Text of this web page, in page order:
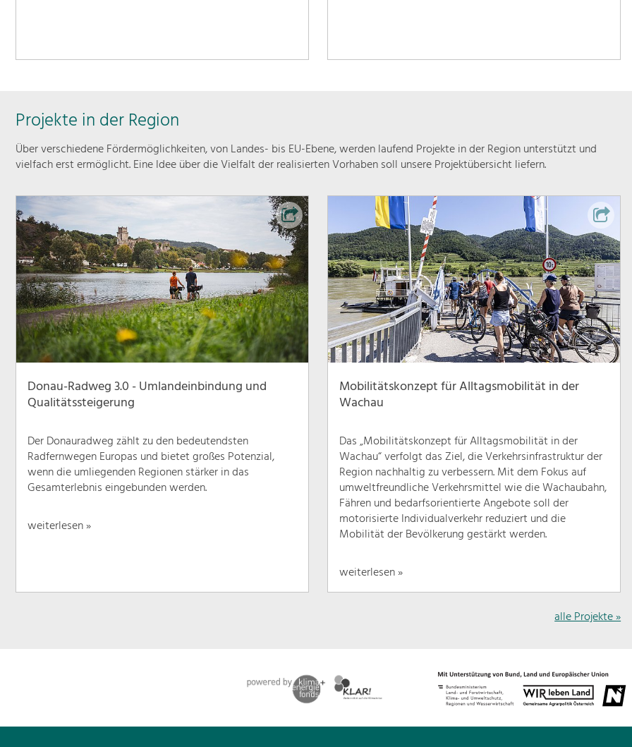
Projekte in der Region
Über verschiedene Fördermöglichkeiten, von Landes- bis EU-Ebene, werden laufend Projekte in der Region unterstützt und
vielfach erst ermöglicht. Eine Idee über die Vielfalt der realisierten Vorhaben soll unsere Projektübersicht liefern.
Donau-Radweg 3.0 - Umlandeinbindung und
Qualitätssteigerung
Der Donauradweg zählt zu den bedeutendsten
Radfernwegen Europas und bietet großes Potenzial,
wenn die umliegenden Regionen stärker in das
Gesamterlebnis eingebunden werden.
weiterlesen »
Mobilitätskonzept für Alltagsmobilität in der
Wachau
Das „Mobilitätskonzept für Alltagsmobilität in der
Wachau“ verfolgt das Ziel, die Verkehrsinfrastruktur der
Region nachhaltig zu verbessern. Mit dem Fokus auf
umweltfreundliche Verkehrsmittel wie die Wachaubahn,
Fähren und bedarfsorientierte Angebote soll der
motorisierte Individualverkehr reduziert und die
Mobilität der Bevölkerung gestärkt werden.
weiterlesen »
alle Projekte »